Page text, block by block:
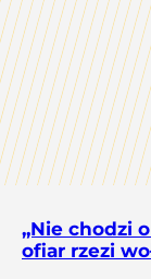
„Nie chodzi
ofiar rzezi